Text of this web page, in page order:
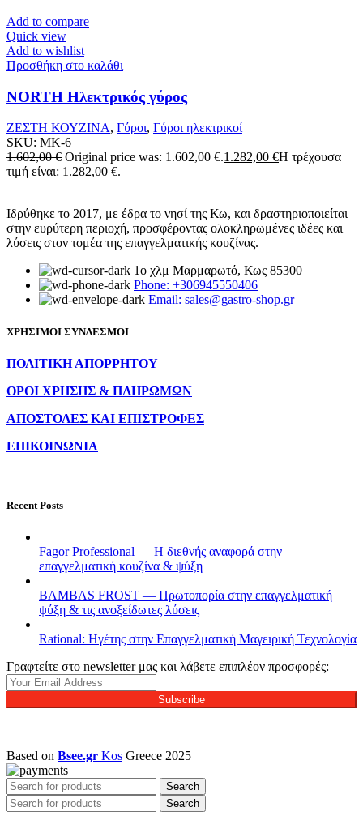
Add to compare
Quick view
Add to wishlist
Προσθήκη στο καλάθι
NORTH Ηλεκτρικός γύρος
ΖΕΣΤΗ ΚΟΥΖΙΝΑ, Γύροι, Γύροι ηλεκτρικοί
SKU: MK-6
1.602,00€ Original price was: 1.602,00 €.1.282,00 €Η τρέχουσα
τιμή είναι: 1.282,00 €.
Ιδρύθηκε το 2017, με έδρα το νησί της Κω, και δραστηριοποιείται
στην ευρύτερη περιοχή, προσφέροντας ολοκληρωμένες ιδέες και
λύσεις στον τομέα της επαγγελματικής κουζίνας.
1ο χλμ Μαρμαρωτό, Κως 85300
Phone: +306945550406
Email: sales@gastro-shop.gr
ΧΡΗΣΙΜΟΙ ΣΥΝΔΕΣΜΟΙ
ΠΟΛΙΤΙΚΗ ΑΠΟΡΡΗΤΟΥ
ΟΡΟΙ ΧΡΗΣΗΣ & ΠΛΗΡΩΜΩΝ
ΑΠΟΣΤΟΛΕΣ ΚΑΙ ΕΠΙΣΤΡΟΦΕΣ
ΕΠΙΚΟΙΝΩΝΙΑ
Recent Posts
Fagor Professional — Η διεθνής αναφορά στην
επαγγελματική κουζίνα & ψύξη
BAMBAS FROST — Πρωτοπορία στην επαγγελματική
ψύξη & τις ανοξείδωτες λύσεις
Rational: Ηγέτης στην Επαγγελματική Μαγειρική Τεχνολογία
Γραφτείτε στο newsletter μας και λάβετε επιπλέον προσφορές:
Subscribe
Based on Bsee.gr Kos Greece 2025
Search
Search